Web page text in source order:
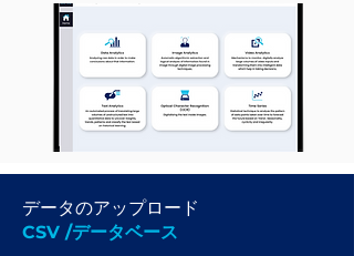
データのアップロード
CSV /データベース